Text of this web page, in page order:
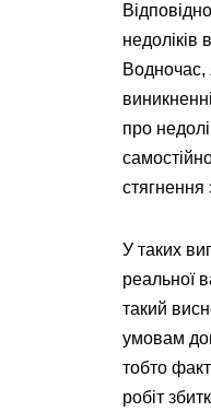
недоліків
Водночас,
про
стягнення
У таких
реальної
такий
умовам
тобто
робіт